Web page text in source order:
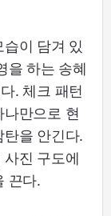
이 담겨 있
을 하는 송혜
. 체크 패턴
만으로 현
을 안긴다.
진 구도에
끈다.